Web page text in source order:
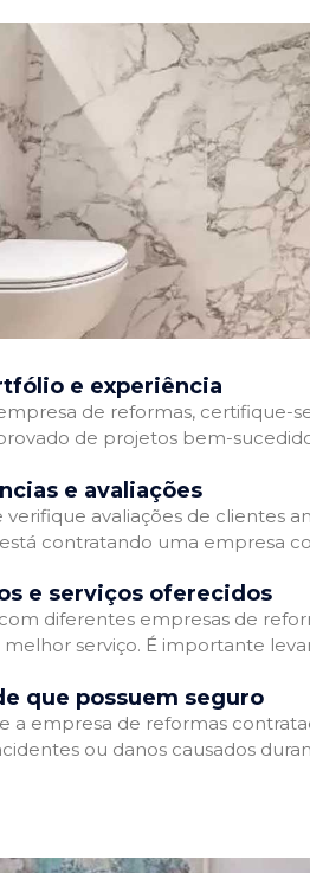
e experiência
de reformas, certifique-
de projetos bem-
e avaliações
verifique avaliações de clientes
contratando uma empresa
e serviços oferecidos
diferentes empresas de
serviço. É importante
que possuem seguro
a empresa de reformas
ou danos causados